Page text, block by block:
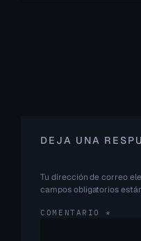
DEJA UNA
Tu dirección de correo
campos obligatorios
COMENTARIO*